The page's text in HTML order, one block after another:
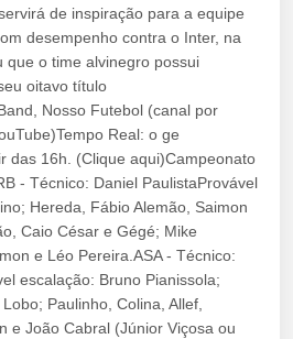
de inspiração para a equipe
desempenho contra o Inter, na
que o time alvinegro possui
oitavo título
Nosso Futebol (canal por
Real: o ge
das 16h. (Clique aqui)Campeonato
- Técnico: Daniel PaulistaProvável
Hereda, Fábio Alemão, Saimon
Caio César e Gégé; Mike
e Léo Pereira.ASA - Técnico:
escalação: Bruno Pianissola;
Paulinho, Colina, Allef,
e João Cabral (Júnior Viçosa ou